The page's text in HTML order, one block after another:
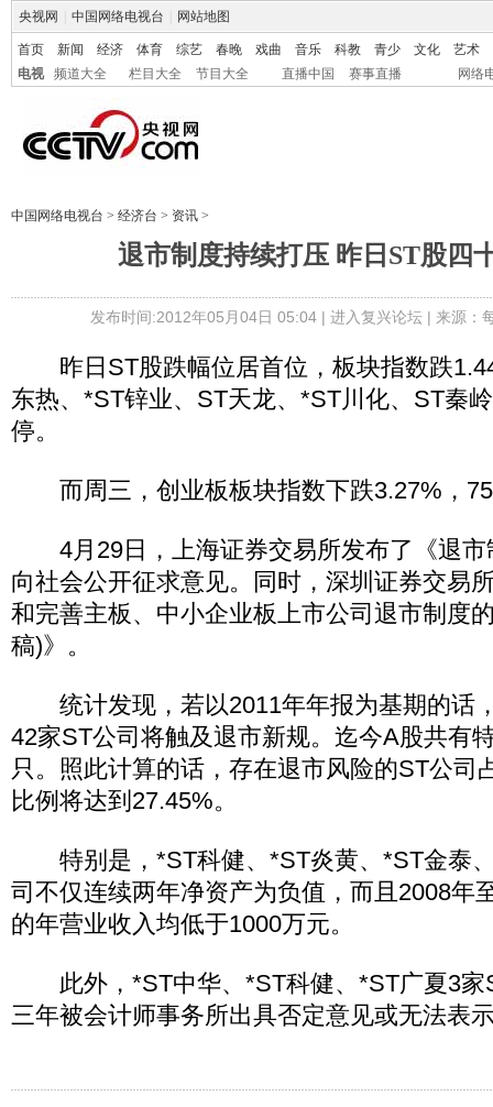
央视网 中国网络电视台 网站地图
首页 新闻 经济 体育 综艺 春晚 戏曲 音乐 科教 青少 文化
艺术
电视
频道大全 栏目大全 节目大全 直播中国 赛事直播 网络
中国网络电视台 > 经济台 > 资讯 >
退市制度持续打压 昨日ST股四
发布时间:2012年05月04日 05:04 | 进入复兴论坛| 来源：
昨日ST股跌幅位居首位，板块指数跌
东热、*ST锌业、ST天龙、*ST川化、ST秦
停。
而周三，创业板板块指数下跌3.27%，75
4月29日，上海证券交易所发布了《退市
向社会公开征求意见。同时，深圳证券交易
和完善主板、中小企业板上市公司退市制度
稿)》。
统计发现，若以2011年年报为基期的话
42家ST公司将触及退市新规。迄今A股共有
只。照此计算的话，存在退市风险的ST公司
比例将达到27.45%。
特别是，*ST科健、*ST炎黄、*ST金泰
司不仅连续两年净资产为负值，而且2008年
的年营业收入均低于1000万元。
此外，*ST中华、*ST科健、*ST广夏3家
三年被会计师事务所出具否定意见或无法表